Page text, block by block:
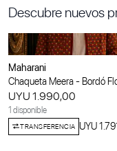
Descubre nuevos
Maharani
Chaqueta Meera - Bordó
UYU 1.990,00
1 disponible
TRANSFERENCIA UYU